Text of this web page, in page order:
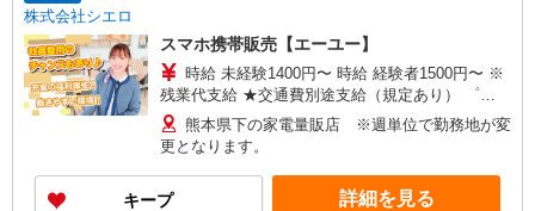
株式会社シエロ
スマホ携帯販売【エーユー】
時給 未経験1400円〜 時給 経験者1500円〜 ※
残業代支給 ★交通費別途支給（規定あり） ゜
+゜・。○。・゜+゜・。○。・゜+゜ 入社祝い金10
万円支給(規定有) お友達を紹介頂くと, インセンテ
ィブ支給(規定有) ★月2回払い・週払い可能（規程
有）★ ゜・。○。・゜+゜・。○。・゜+゜
熊本県下の家電量販店 ※週単位で勤務地が変
更となります。
キープ 詳細を見る